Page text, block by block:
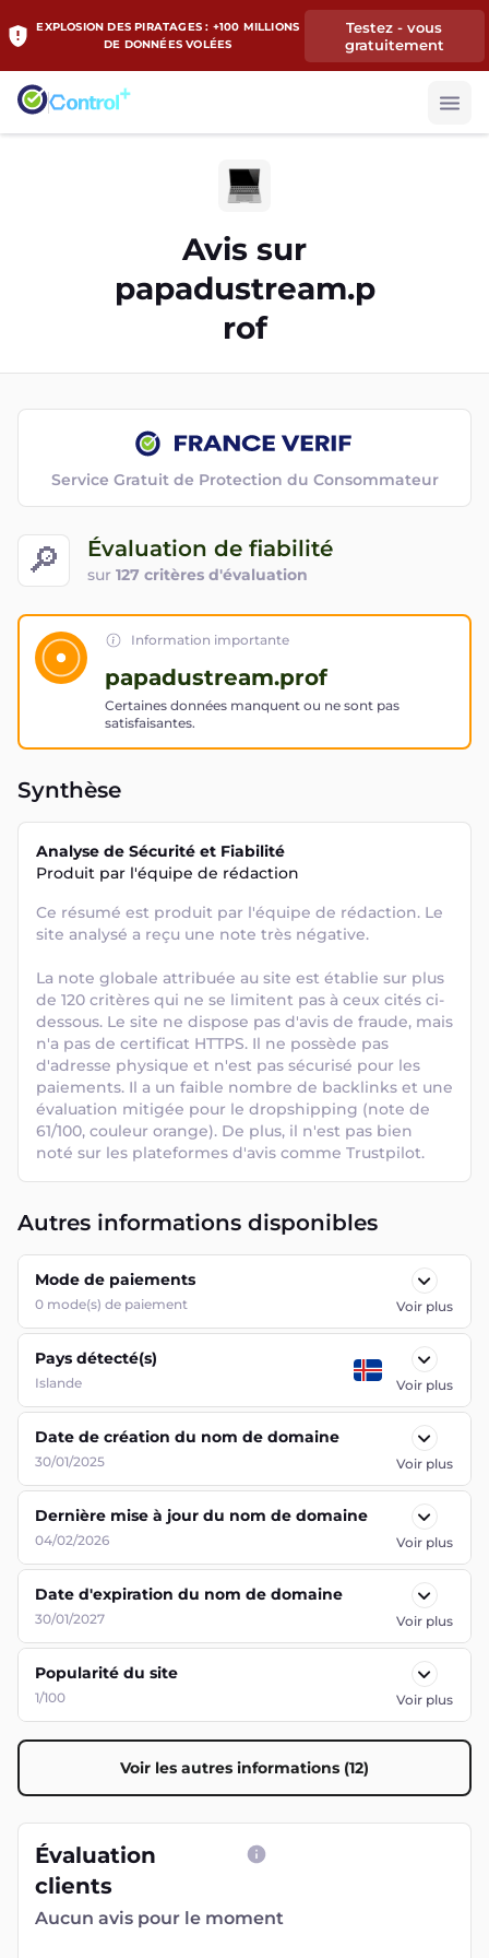
EXPLOSION DES PIRATAGES : +100 MILLIONS
DE DONNÉES VOLÉES
Testez - vous
gratuitement
Avis sur
papadustream.p
rof
🔎 Évaluation de fiabilité
sur 127 critères d'évaluation
Service Gratuit de Protection du Consommateur
Information importante
papadustream.prof
Certaines données manquent ou ne sont pas
satisfaisantes.
Synthèse
Analyse de Sécurité et Fiabilité
Produit par l'équipe de rédaction
Ce résumé est produit par l'équipe de rédaction. Le
site analysé a reçu une note très négative.
La note globale attribuée au site est établie sur plus
de 120 critères qui ne se limitent pas à ceux cités ci-
dessous. Le site ne dispose pas d'avis de fraude, mais
n'a pas de certificat HTTPS. Il ne possède pas
d'adresse physique et n'est pas sécurisé pour les
paiements. Il a un faible nombre de backlinks et une
évaluation mitigée pour le dropshipping (note de
61/100, couleur orange). De plus, il n'est pas bien
noté sur les plateformes d'avis comme Trustpilot.
Autres informations disponibles
Mode de paiements
0 mode(s) de paiement Voir plus
Pays détecté(s)
Islande Voir plus
Date de création du nom de domaine
30/01/2025 Voir plus
Dernière mise à jour du nom de domaine
04/02/2026 Voir plus
Date d'expiration du nom de domaine
30/01/2027 Voir plus
Popularité du site
1/100 Voir plus
Voir les autres informations (12)
Évaluation
clients
Aucun avis pour le moment